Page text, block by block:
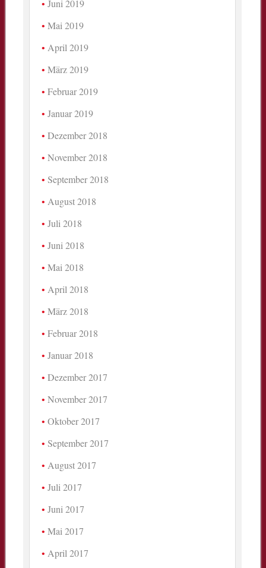
Juni 2019
Mai 2019
April 2019
März 2019
Februar 2019
Januar 2019
Dezember 2018
November 2018
September 2018
August 2018
Juli 2018
Juni 2018
Mai 2018
April 2018
März 2018
Februar 2018
Januar 2018
Dezember 2017
November 2017
Oktober 2017
September 2017
August 2017
Juli 2017
Juni 2017
Mai 2017
April 2017